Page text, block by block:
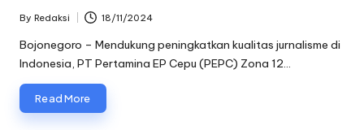
Posted
by
By Redaksi 18/11/2024
Bojonegoro – Mendukung peningkatkan kualitas jurnalisme di
Indonesia, PT Pertamina EP Cepu (PEPC) Zona 12…
Read More